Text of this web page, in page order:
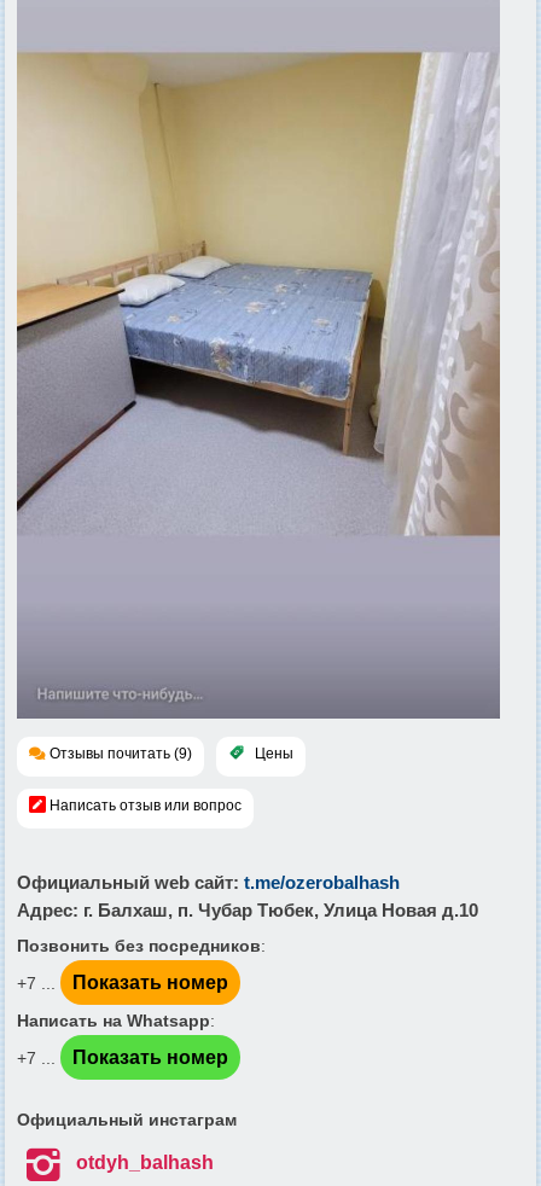
Отзывы почитать (9) Цены
Написать отзыв или вопрос
Официальный web сайт: t.me/ozerobalhash
Адрес: г. Балхаш, п. Чубар Тюбек, Улица Новая д.10
Позвонить без посредников:
+7 ...
Показать номер
Написать на Whatsapp:
+7 ...
Показать номер
Официальный инстаграм
 otdyh_balhash